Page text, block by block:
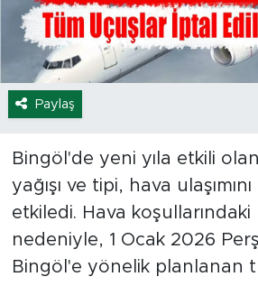
Paylaş
Bingöl'de yeni yıla etkili
yağışı ve tipi, hava
etkiledi. Hava koşullarındaki
nedeniyle, 1 Ocak 2026
Bingöl'e yönelik planlanan
Eğitim
Ekonomi
Hava Durumu
Tavz Der
Bingöl Kaza Haberleri